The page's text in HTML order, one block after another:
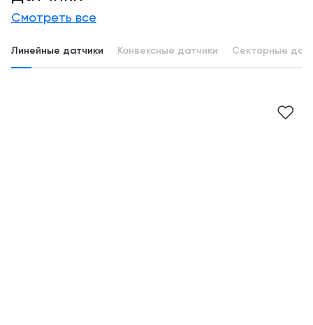
Смотреть все
Линейные датчики Конвексные датчики Секторные